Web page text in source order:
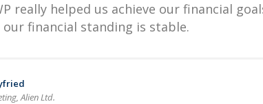
really helped us achieve our financial
financial standing is stable.
Alien Ltd.